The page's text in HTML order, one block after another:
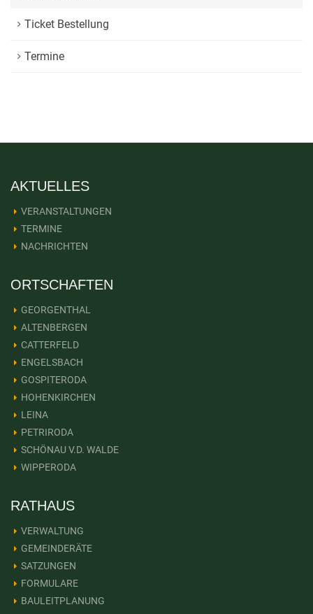
Ticket Bestellung
Termine
AKTUELLES
VERANSTALTUNGEN
TERMINE
NACHRICHTEN
ORTSCHAFTEN
GEORGENTHAL
ALTENBERGEN
CATTERFELD
ENGELSBACH
GOSPITERODA
HOHENKIRCHEN
LEINA
PETRIRODA
SCHÖNAU V.D. WALDE
WIPPERODA
RATHAUS
VERWALTUNG
GEMEINDERÄTE
SATZUNGEN
FORMULARE
BAULEITPLANUNG